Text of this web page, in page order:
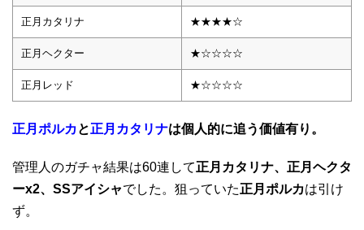
正月カタリナ ★★★★☆
正月ヘクター ★☆☆☆☆
正月レッド ★☆☆☆☆
正月ポルカと正月カタリナは個人的に追う価値有り。
管理人のガチャ結果は60連して正月カタリナ、正月ヘクタ
ーx2、SSアイシャでした。狙っていた正月ポルカは引け
ず。